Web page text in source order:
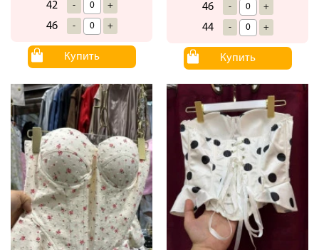
42 - +
46 - +
Купить
46 - +
44 - +
Купить